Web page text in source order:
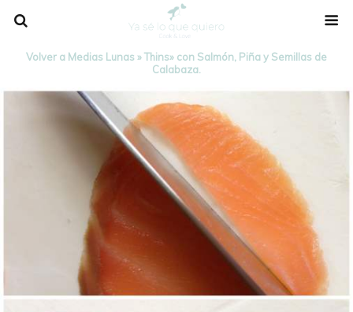
Volver a Medias Lunas » Thins» con Salmón, Piña y Semillas de
Calabaza.